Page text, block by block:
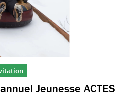
Jeunesse ACTES